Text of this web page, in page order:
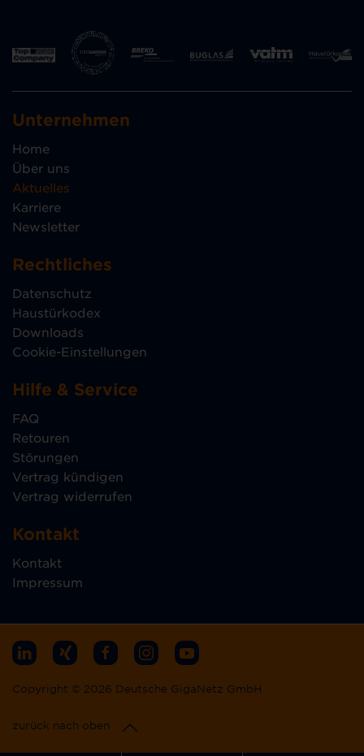
Unternehmen
Home
Über uns
Aktuelles
Karriere
Newsletter
Rechtliches
Datenschutz
Haustürkodex
Downloads
Cookie-Einstellungen
Hilfe & Service
FAQ
Retouren
Störungen
Vertrag kündigen
Vertrag widerrufen
Kontakt
Kontakt
Impressum
Copyright © 2026 Deutsche GigaNetz GmbH
zurück nach oben